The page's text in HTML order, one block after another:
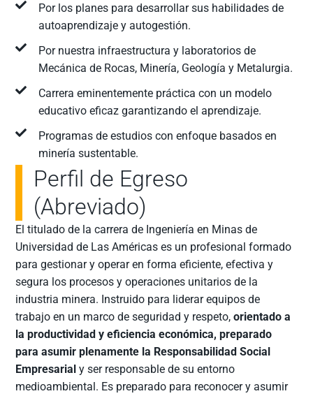
Por los planes para desarrollar sus habilidades de
autoaprendizaje y autogestión.
Por nuestra infraestructura y laboratorios de
Mecánica de Rocas, Minería, Geología y Metalurgia.
Carrera eminentemente práctica con un modelo
educativo eficaz garantizando el aprendizaje.
Programas de estudios con enfoque basados en
minería sustentable.
Perfil de Egreso
(Abreviado)
El titulado de la carrera de Ingeniería en Minas de
Universidad de Las Américas es un profesional formado
para gestionar y operar en forma eficiente, efectiva y
segura los procesos y operaciones unitarios de la
industria minera. Instruido para liderar equipos de
trabajo en un marco de seguridad y respeto,orientado a
la productividad y eficiencia económica, preparado
para asumir plenamente la Responsabilidad Social
Empresarial y ser responsable de su entorno
medioambiental. Es preparado para reconocer y asumir